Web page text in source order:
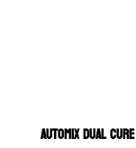
AUTOMIX DUAL